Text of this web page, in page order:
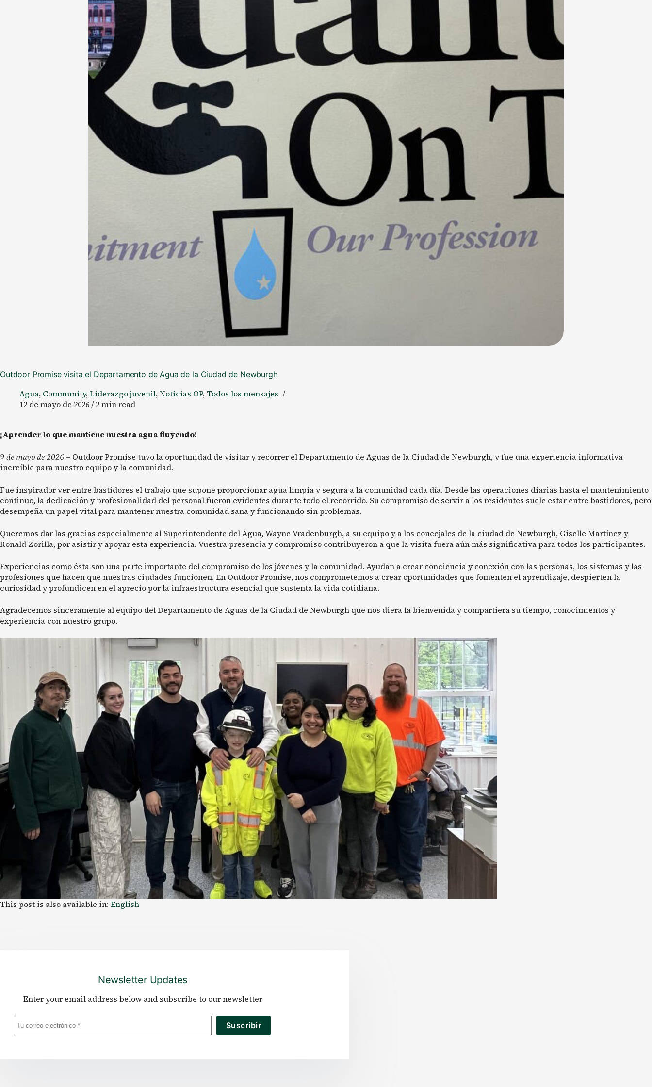
Outdoor Promise visita el Departamento de Agua de la Ciudad de Newburgh
Agua, Community,Liderazgo juvenil,Noticias OP, Todos los mensajes
12 de mayo de 2026 / 2 min read
¡Aprender lo que mantiene nuestra agua fluyendo!
9 de mayo de 2026 – Outdoor Promise tuvo la oportunidad de visitar y recorrer el Departamento de Aguas de la Ciudad de Newburgh, y fue una experiencia informativa
increíble para nuestro equipo y la comunidad.
Fue inspirador ver entre bastidores el trabajo que supone proporcionar agua limpia y segura a la comunidad cada día. Desde las operaciones diarias hasta el mantenimiento
continuo, la dedicación y profesionalidad del personal fueron evidentes durante todo el recorrido. Su compromiso de servir a los residentes suele estar entre bastidores, pero
desempeña un papel vital para mantener nuestra comunidad sana y funcionando sin problemas.
Queremos dar las gracias especialmente al Superintendente del Agua, Wayne Vradenburgh, a su equipo y a los concejales de la ciudad de Newburgh, Giselle Martínez y
Ronald Zorilla, por asistir y apoyar esta experiencia. Vuestra presencia y compromiso contribuyeron a que la visita fuera aún más significativa para todos los participantes.
Experiencias como ésta son una parte importante del compromiso de los jóvenes y la comunidad. Ayudan a crear conciencia y conexión con las personas, los sistemas y las
profesiones que hacen que nuestras ciudades funcionen. En Outdoor Promise, nos comprometemos a crear oportunidades que fomenten el aprendizaje, despierten la
curiosidad y profundicen en el aprecio por la infraestructura esencial que sustenta la vida cotidiana.
Agradecemos sinceramente al equipo del Departamento de Aguas de la Ciudad de Newburgh que nos diera la bienvenida y compartiera su tiempo, conocimientos y
experiencia con nuestro grupo.
This post is also available in: English
Newsletter Updates
Enter your email address below and subscribe to our newsletter
Suscribir